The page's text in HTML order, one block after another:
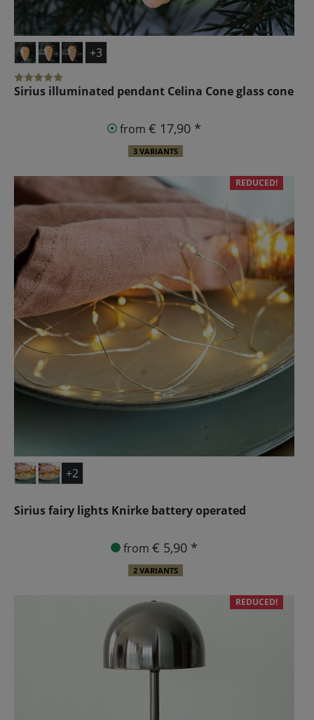
+3
Sirius illuminated pendant Celina Cone glass cone
from € 17,90 *
3 VARIANTS
REDUCED!
+2
Sirius fairy lights Knirke battery operated
from € 5,90 *
2 VARIANTS
REDUCED!